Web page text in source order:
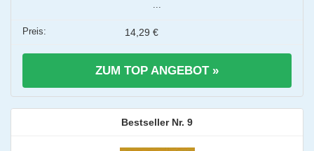
...
14,29 €
ZUM TOP ANGEBOT »
9